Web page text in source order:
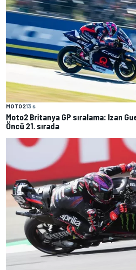
MOTO213 s
Moto2 Britanya GP sıralama: Izan
Öncü 21. sırada